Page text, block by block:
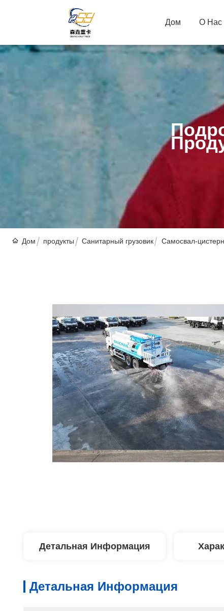
Дом О Нас
Дом продукты Санитарный грузовик Самосвал-
Детальная Информация
Детальная Информация